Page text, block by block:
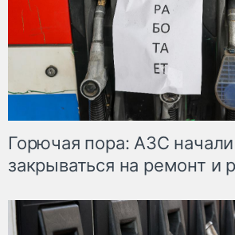
Горючая пора: АЗС
закрываться на ремонт и